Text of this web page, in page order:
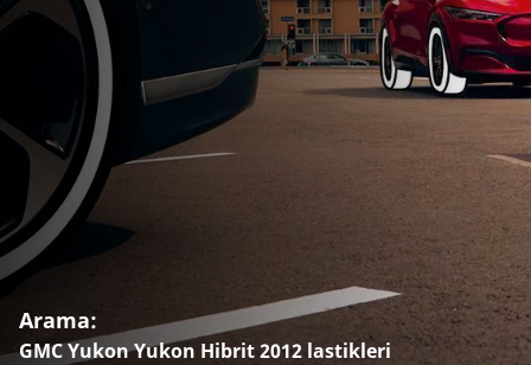
Arama:
GMC Yukon Yukon Hibrit 2012 lastikleri